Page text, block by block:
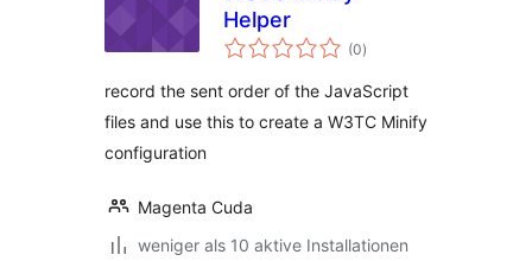
Helper
(0Bewertungen
insgesamt
)
record the sent order of the JavaScript
files and use this to create a W3TC Minify
configuration
Magenta Cuda
weniger als 10 aktive Installationen